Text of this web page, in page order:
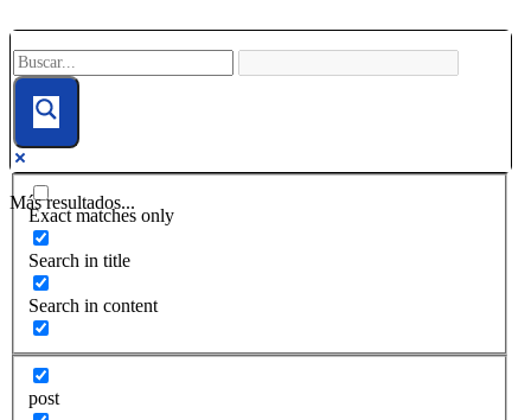
Más resultados...
Exact matches only
Search in title
Search in content
post